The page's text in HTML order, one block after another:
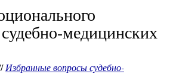
медицинских
Избранные вопросы судебно-